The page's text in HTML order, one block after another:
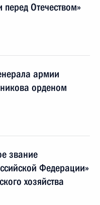
Отечеством»
армии
орденом
звание
Федерации»
хозяйства